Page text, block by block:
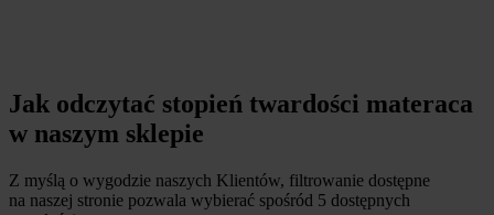
Jak odczytać stopień twardości materaca
w naszym sklepie
Z myślą o wygodzie naszych Klientów, filtrowanie dostępne
na naszej stronie pozwala wybierać spośród 5 dostępnych